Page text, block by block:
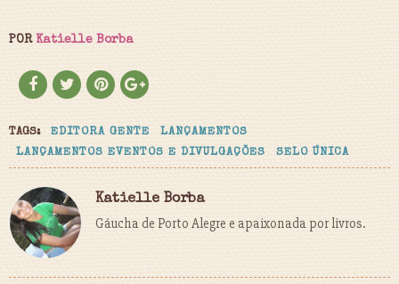
PORKatielle Borba
TAGS: EDITORA GENTE
LANÇAMENTOS
LANÇAMENTOS EVENTOS E DIVULGAÇÕES
SELO ÚNICA
Katielle Borba
Gáucha de Porto Alegre e apaixonada por livros.